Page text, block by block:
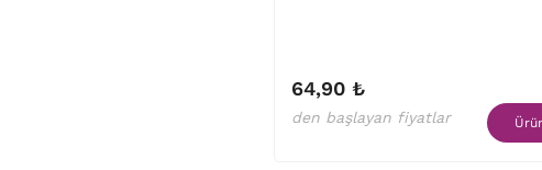
64,90 ₺
den başlayan fiyatlar